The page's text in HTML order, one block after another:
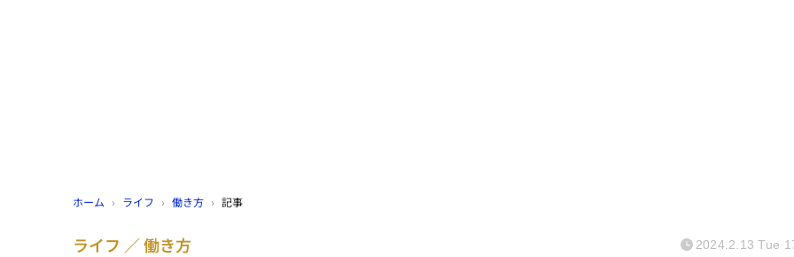
ホーム › ライフ › 働き方 › 記事
ライフ 働き方 2024.2.13 Tue